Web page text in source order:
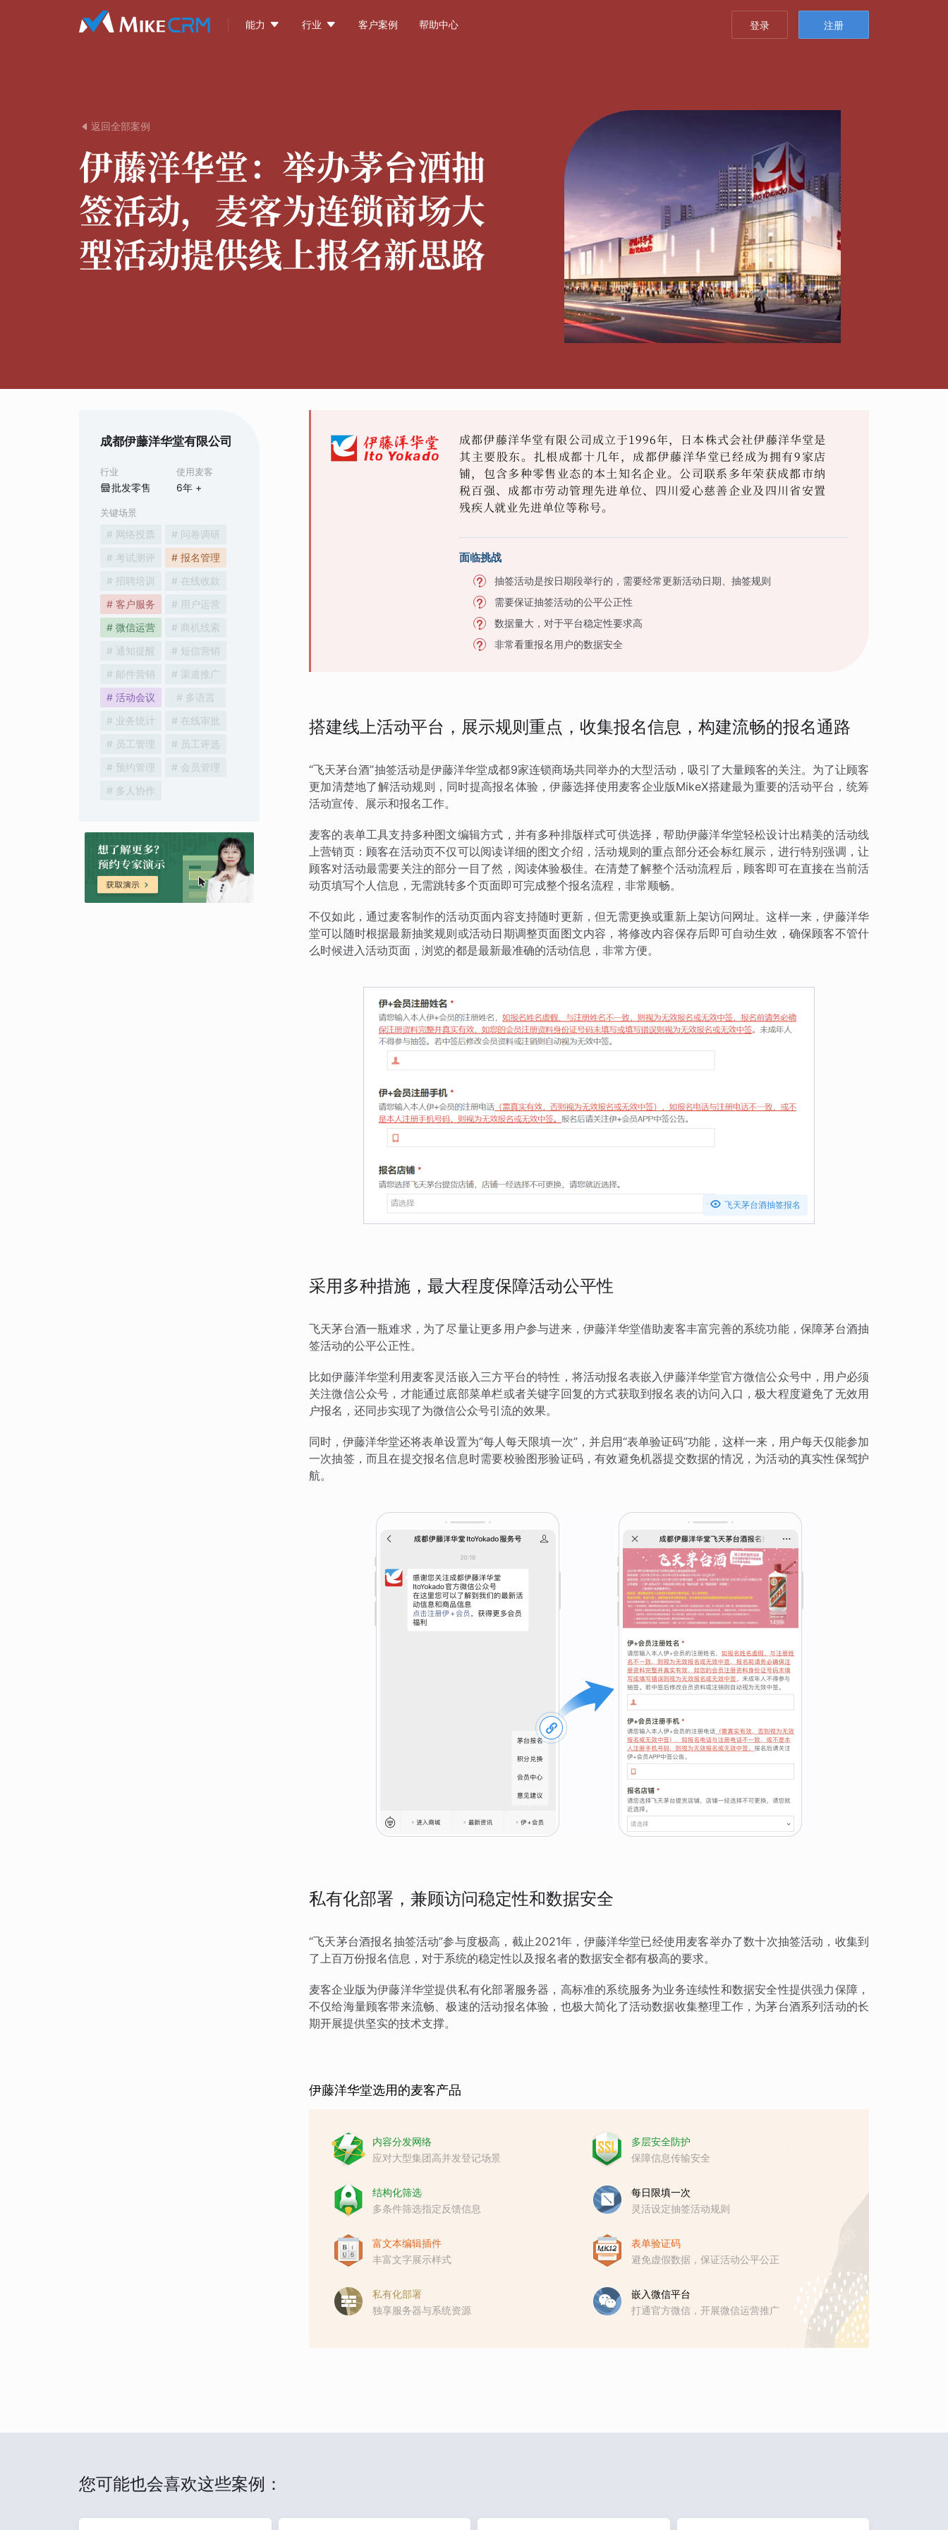
能力  行业  客户案例 帮助中心 登录 注册
 返回全部案例
伊藤洋华堂： 举办茅台酒抽
签活动，麦客为连锁商场大
型活动提供线上报名新思路
成都伊藤洋华堂有限公司
行业
批发零售
使用麦客
6年 +
关键场景
# 网络投票
# 问卷调研
# 考试测评
# 报名管理
# 招聘培训
# 在线收款
# 客户服务
# 用户运营
# 微信运营
# 商机线索
# 通知提醒
# 短信营销
# 邮件营销
# 渠道推广
# 活动会议
# 多语言
# 业务统计
# 在线审批
# 员工管理
# 员工评选
# 预约管理
# 会员管理
# 多人协作
成都伊藤洋华堂有限公司成立于1996年，日本株式会社伊藤洋华堂是
其主要股东。扎根成都十几年，成都伊藤洋华堂已经成为拥有9家店
铺，包含多种零售业态的本土知名企业。公司联系多年荣获成都市纳
税百强、成都市劳动管理先进单位、四川爱心慈善企业及四川省安置
残疾人就业先进单位等称号。
面临挑战
抽签活动是按日期段举行的，需要经常更新活动日期、抽签规则
需要保证抽签活动的公平公正性
数据量大，对于平台稳定性要求高
非常看重报名用户的数据安全
搭建线上活动平台，展示规则重点，收集报名信息，构建流畅的报名通路
“飞天茅台酒”抽签活动是伊藤洋华堂成都9家连锁商场共同举办的大型活动，吸引了大量顾客的关注。为了让顾客
更加清楚地了解活动规则，同时提高报名体验，伊藤选择使用麦客企业版MikeX搭建最为重要的活动平台，统筹
活动宣传、展示和报名工作。
麦客的表单工具支持多种图文编辑方式，并有多种排版样式可供选择，帮助伊藤洋华堂轻松设计出精美的活动线
上营销页：顾客在活动页不仅可以阅读详细的图文介绍，活动规则的重点部分还会标红展示，进行特别强调，让
顾客对活动最需要关注的部分一目了然，阅读体验极佳。在清楚了解整个活动流程后，顾客即可在直接在当前活
动页填写个人信息，无需跳转多个页面即可完成整个报名流程，非常顺畅。
不仅如此，通过麦客制作的活动页面内容支持随时更新，但无需更换或重新上架访问网址。这样一来，伊藤洋华
堂可以随时根据最新抽奖规则或活动日期调整页面图文内容，将修改内容保存后即可自动生效，确保顾客不管什
么时候进入活动页面，浏览的都是最新最准确的活动信息，非常方便。
 飞天茅台酒抽签报名
采用多种措施，最大程度保障活动公平性
飞天茅台酒一瓶难求，为了尽量让更多用户参与进来，伊藤洋华堂借助麦客丰富完善的系统功能，保障茅台酒抽
签活动的公平公正性。
比如伊藤洋华堂利用麦客灵活嵌入三方平台的特性，将活动报名表嵌入伊藤洋华堂官方微信公众号中，用户必须
关注微信公众号，才能通过底部菜单栏或者关键字回复的方式获取到报名表的访问入口，极大程度避免了无效用
户报名，还同步实现了为微信公众号引流的效果。
同时，伊藤洋华堂还将表单设置为“每人每天限填一次”，并启用“表单验证码”功能，这样一来，用户每天仅能参加
一次抽签，而且在提交报名信息时需要校验图形验证码，有效避免机器提交数据的情况，为活动的真实性保驾护
航。
私有化部署，兼顾访问稳定性和数据安全
“飞天茅台酒报名抽签活动”参与度极高，截止2021年，伊藤洋华堂已经使用麦客举办了数十次抽签活动，收集到
了上百万份报名信息，对于系统的稳定性以及报名者的数据安全都有极高的要求。
麦客企业版为伊藤洋华堂提供私有化部署服务器，高标准的系统服务为业务连续性和数据安全性提供强力保障，
不仅给海量顾客带来流畅、极速的活动报名体验，也极大简化了活动数据收集整理工作，为茅台酒系列活动的长
期开展提供坚实的技术支撑。
伊藤洋华堂选用的麦客产品
内容分发网络
应对大型集团高并发登记场景
多层安全防护
保障信息传输安全
结构化筛选
多条件筛选指定反馈信息
每日限填一次
灵活设定抽签活动规则
富文本编辑插件
丰富文字展示样式
表单验证码
避免虚假数据，保证活动公平公正
私有化部署
独享服务器与系统资源
嵌入微信平台
打通官方微信，开展微信运营推广
您可能也会喜欢这些案例：